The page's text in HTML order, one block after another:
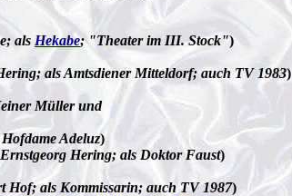
als Hekabe; "Theater im III. Stock")
als Amtsdiener Mitteldorf; auch TV 1983)
Müller und
Hofdame Adeluz)
Hering; als Doktor Faust)
Hof; als Kommissarin; auch TV 1987)